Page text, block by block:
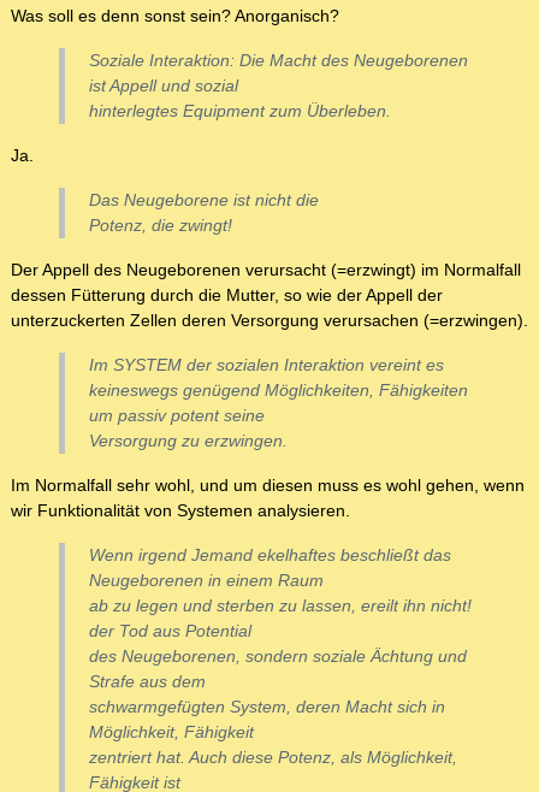
Was soll es denn sonst sein? Anorganisch?
Soziale Interaktion: Die Macht des Neugeborenen
ist Appell und sozial
hinterlegtes Equipment zum Überleben.
Ja.
Das Neugeborene ist nicht die
Potenz, die zwingt!
Der Appell des Neugeborenen verursacht (=erzwingt) im Normalfall
dessen Fütterung durch die Mutter, so wie der Appell der
unterzuckerten Zellen deren Versorgung verursachen (=erzwingen).
Im SYSTEM der sozialen Interaktion vereint es
keineswegs genügend Möglichkeiten, Fähigkeiten
um passiv potent seine
Versorgung zu erzwingen.
Im Normalfall sehr wohl, und um diesen muss es wohl gehen, wenn
wir Funktionalität von Systemen analysieren.
Wenn irgend Jemand ekelhaftes beschließt das
Neugeborenen in einem Raum
ab zu legen und sterben zu lassen, ereilt ihn nicht!
der Tod aus Potential
des Neugeborenen, sondern soziale Ächtung und
Strafe aus dem
schwarmgefügten System, deren Macht sich in
Möglichkeit, Fähigkeit
zentriert hat. Auch diese Potenz, als Möglichkeit,
Fähigkeit ist